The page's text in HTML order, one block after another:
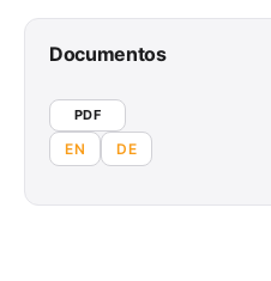
Documentos
PDF
EN DE